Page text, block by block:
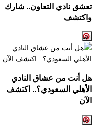
تعشق نادي التعاون.. شارك
واكتشف
هل أنت من عشاق النادي
الأهلي السعودي؟.. اكتشف
الآن